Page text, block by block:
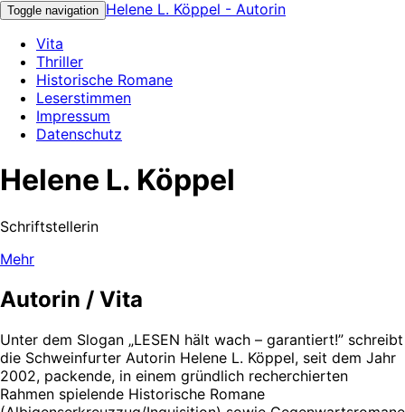
Toggle navigation Helene L. Köppel - Autorin
Vita
Thriller
Historische Romane
Leserstimmen
Impressum
Datenschutz
Helene L. Köppel
Schriftstellerin
Mehr
Autorin / Vita
Unter dem Slogan „LESEN hält wach – garantiert!” schreibt
die Schweinfurter Autorin Helene L. Köppel, seit dem Jahr
2002, packende, in einem gründlich recherchierten
Rahmen spielende Historische Romane